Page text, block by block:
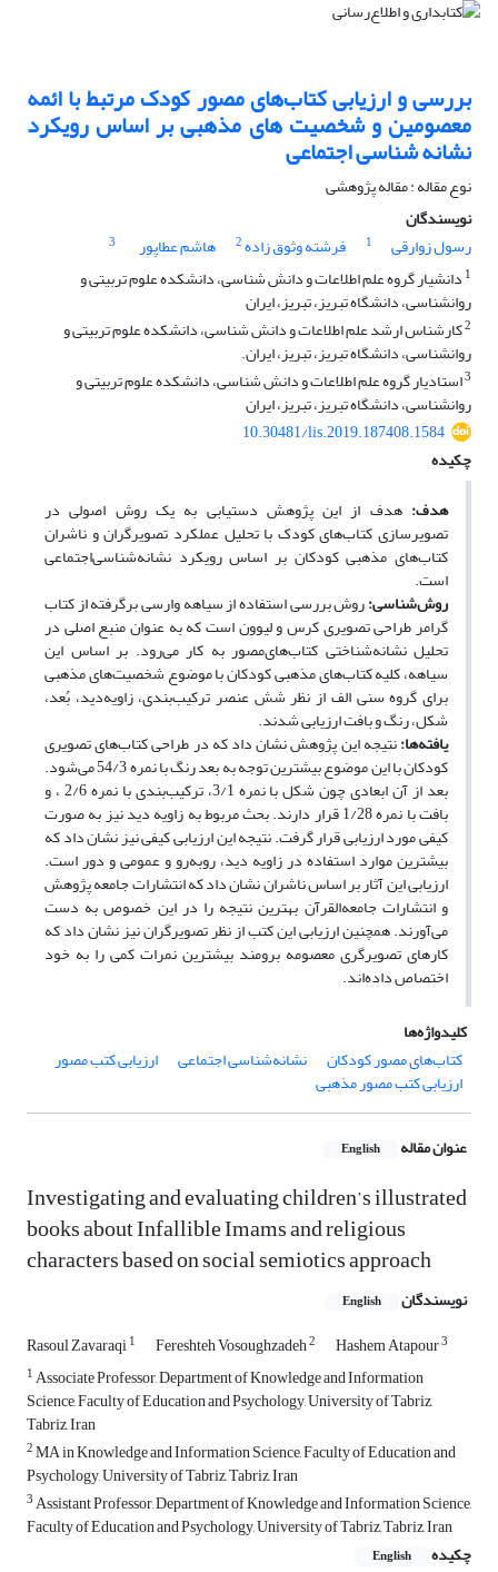
بررسی و ارزیابی کتاب‌های مصور کودک مرتبط با ائمه
معصومین و شخصیت های مذهبی بر اساس رویکرد
نشانه شناسی اجتماعی
نوع مقاله : مقاله پژوهشی
نویسندگان
رسول زوارقی
1 فرشته وثوق زاده2 هاشم عطاپور
3
1 دانشیار گروه علم اطلاعات و دانش شناسی، دانشکده علوم تربیتی و
روانشناسی، دانشگاه تبریز، تبریز، ایران
2کارشناس ارشد علم اطلاعات و دانش شناسی، دانشکده علوم تربیتی و
روانشناسی، دانشگاه تبریز، تبریز، ایران.
3استادیار گروه علم اطلاعات و دانش شناسی، دانشکده علوم تربیتی و
روانشناسی، دانشگاه تبریز، تبریز، ایران
10.30481/lis.2019.187408.1584
چکیده
هدف: هدف از این پژوهش دستیابی به یک روش اصولی در
تصویرسازی کتاب‌های کودک با تحلیل عملکرد تصویرگران و ناشران
کتاب‌های مذهبی کودکان بر اساس رویکرد نشانه‌شناسی‌اجتماعی
است.
روش‌شناسی:روش بررسی استفاده از سیاهه ‌وارسی برگرفته از کتاب
گرامر طراحی ‌تصویری کرس و لیوون است که به‌ عنوان منبع اصلی در
تحلیل نشانه‌شناختی کتاب‌های‌مصور به کار می‌رود. بر اساس این
سیاهه، کلیه کتاب‌های مذهبی کودکان با موضوع شخصیت‌های مذهبی
برای گروه سنی الف از نظر شش عنصر ترکیب‌بندی، زاویه‌دید، بُعد،
شکل، رنگ و بافت ارزیابی شدند.
یافته‌ها:نتیجه این پژوهش نشان داد که در طراحی کتاب‌های تصویری
کودکان با این موضوع بیشترین توجه به بعد رنگ با نمره 54/3 می‌شود.
بعد از آن ابعادی چون شکل با نمره 3/1، ترکیب‌بندی با نمره 2/6 ، و
بافت با نمره 1/28 قرار دارند. بحث مربوط به زاویه ‌دید نیز به ‌صورت
کیفی مورد ارزیابی قرار گرفت. نتیجه این ارزیابی کیفی نیز نشان داد که
بیشترین موارد استفاده در زاویه‌ دید، روبه‌رو و عمومی و دور است.
ارزیابی این آثار بر اساس ناشران نشان داد که انتشارات‌ جامعه ‌پژوهش
و انتشارات‌ جامعه‌القرآن بهترین نتیجه را در این خصوص به دست
می‌آورند. همچنین ارزیابی این کتب از نظر تصویرگران نیز نشان داد که
کارهای تصویرگری معصومه‌ برومند بیشترین نمرات کمی را به خود
اختصاص داده‌اند.
کلیدواژه‌ها
کتاب‌های مصور کودکان
نشانه‌شناسی اجتماعی ارزیابی کتب مصور
ارزیابی کتب مصور مذهبی
عنوان مقاله English
Investigating and evaluating children’s illustrated
books about Infallible Imams and religious
characters based on social semiotics approach
نویسندگان English
Rasoul Zavaraqi1 Fereshteh Vosoughzadeh2 Hashem Atapour3
1Associate Professor, Department of Knowledge and Information
Science, Faculty of Education and Psychology, University of Tabriz,
Tabriz, Iran
2MA in Knowledge and Information Science, Faculty of Education and
Psychology, University of Tabriz, Tabriz, Iran
3Assistant Professor, Department of Knowledge and Information Science,
Faculty of Education and Psychology, University of Tabriz, Tabriz, Iran
چکیده
English